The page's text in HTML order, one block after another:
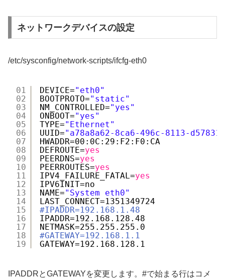
ネットワークデバイスの設定
/etc/sysconfig/network-scripts/ifcfg-eth0
01
02
03
04
05
06
07
08
09
10
11
12
13
14
15
16
17
18
19
DEVICE="eth0"
BOOTPROTO="static"
NM_CONTROLLED="yes"
ONBOOT="yes"
TYPE="Ethernet"
UUID="a78a8a62-8ca6-496c-8113-
HWADDR=00:0C:29:F2:F0:CA
DEFROUTE=yes
PEERDNS=yes
PEERROUTES=yes
IPV4_FAILURE_FATAL=yes
IPV6INIT=no
NAME="System eth0"
LAST_CONNECT=1351349724
#IPADDR=192.168.1.48
IPADDR=192.168.128.48
NETMASK=255.255.255.0
#GATEWAY=192.168.1.1
GATEWAY=192.168.128.1
IPADDRとGATEWAYを変更します。#で始まる行はコメ